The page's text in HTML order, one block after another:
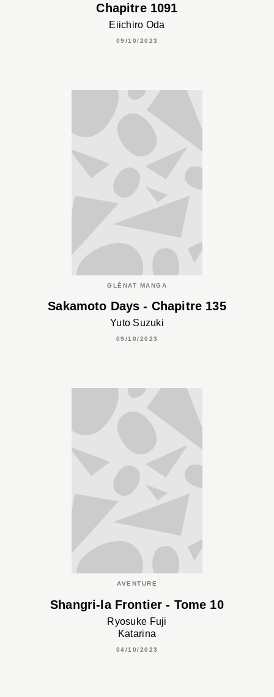
Chapitre 1091
Eiichiro Oda
09/10/2023
GLÉNAT MANGA
Sakamoto Days - Chapitre 135
Yuto Suzuki
09/10/2023
AVENTURE
Shangri-la Frontier - Tome 10
Ryosuke Fuji
Katarina
04/10/2023